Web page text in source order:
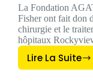
La Fondation
Fisher ont fait don
chirurgie et le
hôpitaux
Lire La Suite
La